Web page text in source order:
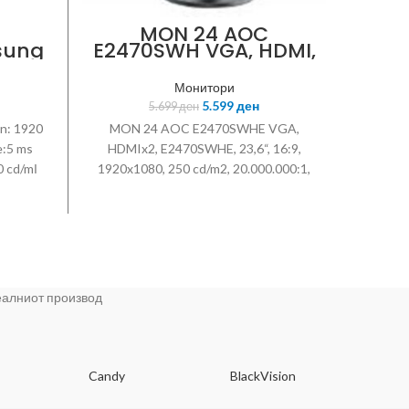
1920
ms
mІ
x
-
MON 24 AOC
E2470SWH VGA, HDMI,
Speakers E2470SWHE,
23,6“, 16:9, 1920×1080
Монитори
5.699ден 5.599ден
MON 24 AOC E2470SWHE VGA,
HDMIx2, E2470SWHE, 23,6“, 16:9,
1920x1080, 250 cd/m2, 20.000.000:1,
производ
Candy BlackVision